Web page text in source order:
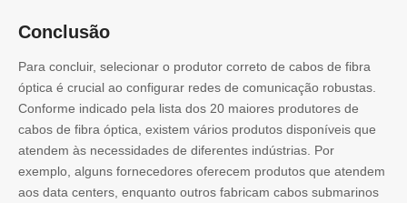
Conclusão
Para concluir, selecionar o produtor correto de cabos de fibra
óptica é crucial ao configurar redes de comunicação robustas.
Conforme indicado pela lista dos 20 maiores produtores de
cabos de fibra óptica, existem vários produtos disponíveis que
atendem às necessidades de diferentes indústrias. Por
exemplo, alguns fornecedores oferecem produtos que atendem
aos data centers, enquanto outros fabricam cabos submarinos